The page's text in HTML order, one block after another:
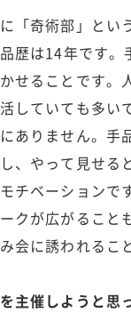
「奇術部」とい
歴は14年です。
せることです。
していても多い
ありません。手
、やって見せる
チベーションで
クが広がること
会に誘われるこ
催しようと思